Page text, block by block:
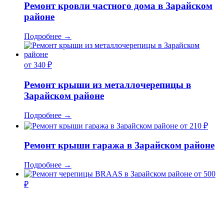
Ремонт кровли частного дома в Зарайском
районе
Подробнее →
от 340 ₽
Ремонт крыши из металлочерепицы в
Зарайском районе
Подробнее →
от 210 ₽
Ремонт крыши гаража в Зарайском районе
Подробнее →
от 500
₽